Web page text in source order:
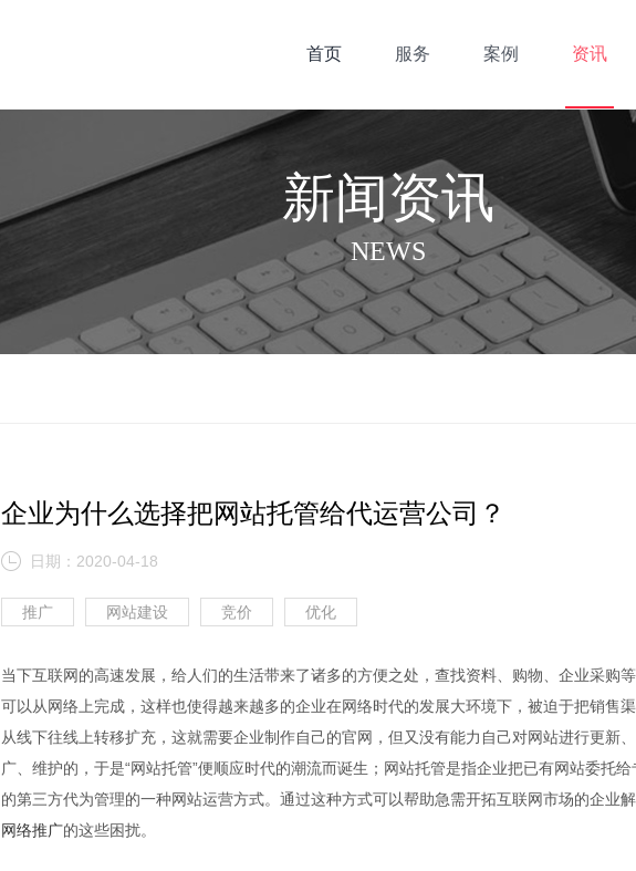
首页 服务 案例 资讯
新闻资讯
NEWS
企业为什么选择把网站托管给代运营公司？
日期：2020-04-18
推广 网站建设 竞价 优化
当下互联网的高速发展，给人们的生活带来了诸多的方便之处，查找资料、购物、企业采购
可以从网络上完成，这样也使得越来越多的企业在网络时代的发展大环境下，被迫于把销售
从线下往线上转移扩充，这就需要企业制作自己的官网，但又没有能力自己对网站进行更新
广、维护的，于是“网站托管”便顺应时代的潮流而诞生；网站托管是指企业把已有网站委托给
的第三方代为管理的一种网站运营方式。通过这种方式可以帮助急需开拓互联网市场的企业
网络推广的这些困扰。